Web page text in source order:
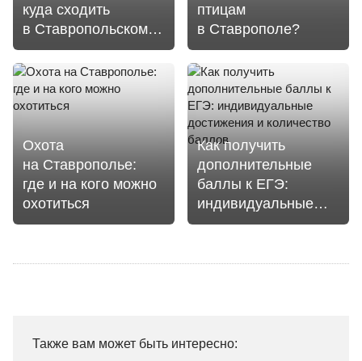
куда сходить
в Ставропольском
крае, чтобы
посмотреть
на животных
птицам
в Ставрополе?
Охота
на Ставрополье:
где и на кого можно
охотиться
Как получить
дополнительные
баллы к ЕГЭ:
индивидуальные
достижения
баллов
Также вам может быть интересно: